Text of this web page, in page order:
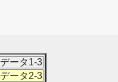
データ1-3
データ2-3